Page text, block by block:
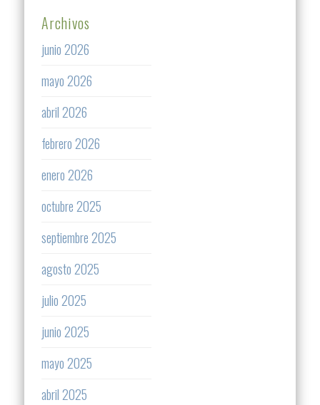
Archivos
junio 2026
mayo 2026
abril 2026
febrero 2026
enero 2026
octubre 2025
septiembre 2025
agosto 2025
julio 2025
junio 2025
mayo 2025
abril 2025